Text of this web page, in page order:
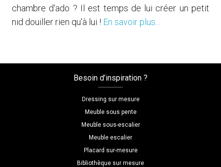
chambre d'ado ? Il est temps de lui créer un petit
nid douiller rien qu'à lui ! En savoir plus...
Besoin d’inspiration ?
Dressing sur mesure
Meuble sous pente
Meuble sous-escalier
Meuble escalier
Placard sur-mesure
Bibliothèque sur mesure